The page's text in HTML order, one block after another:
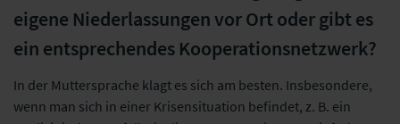
eigene Niederlassungen vor Ort oder gibt es
ein entsprechendes Kooperationsnetzwerk?
In der Muttersprache klagt es sich am besten. Insbesondere,
wenn man sich in einer Krisensituation befindet, z. B. ein